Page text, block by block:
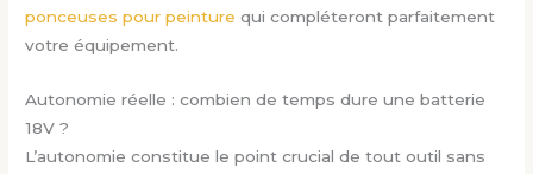
ponceuses pour peinture qui compléteront parfaitement
votre équipement.
Autonomie réelle : combien de temps dure une batterie
18V ?
L’autonomie constitue le point crucial de tout outil sans